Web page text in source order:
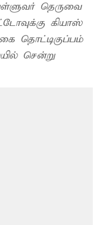
தெருவை
கியாஸ்
தொட்டிகுப்பம்
சென்று